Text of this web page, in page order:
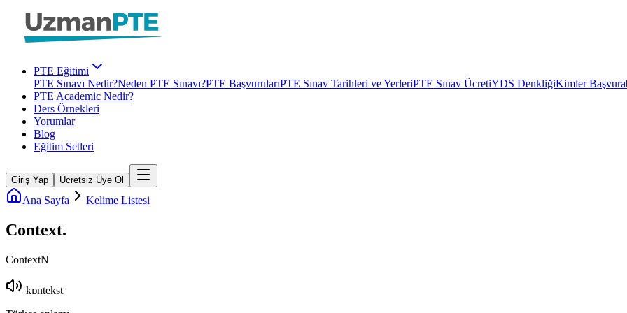
PTE Eğitimi
PTE Sınavı Nedir?Neden PTE Sınavı?PTE BaşvurularıPTE Sınav Tarihleri ve YerleriPTE Sınav ÜcretiYDS DenkliğiKimler
PTE Academic Nedir?
Ders Örnekleri
Yorumlar
Blog
Eğitim Setleri
Giriş Yap Ücretsiz Üye Ol
Ana Sayfa Kelime Listesi
Context.
ContextN
ˈkɒntekst